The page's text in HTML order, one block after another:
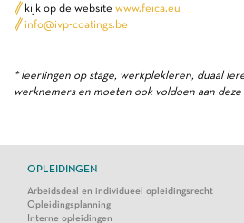
kijk op de website www.feica.eu
info@ivp-coatings.be
* leerlingen op stage, werkplekleren, duaal
werknemers en moeten ook voldoen aan
OPLEIDINGEN
Arbeidsdeal en individueel opleidingsrecht
Opleidingsplanning
Interne opleidingen